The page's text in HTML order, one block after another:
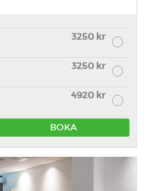
3250 kr
3250 kr
4920 kr
BOKA
Eftermiddag